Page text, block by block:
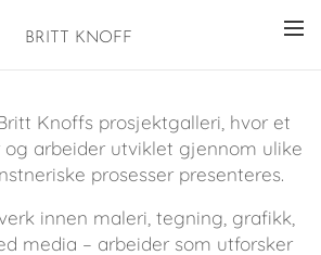
BRITT KNOFF
Knoffs prosjektgalleri, hvor et
arbeider utviklet gjennom ulike
prosesser presenteres.
innen maleri, tegning, grafikk,
media – arbeider som utforsker